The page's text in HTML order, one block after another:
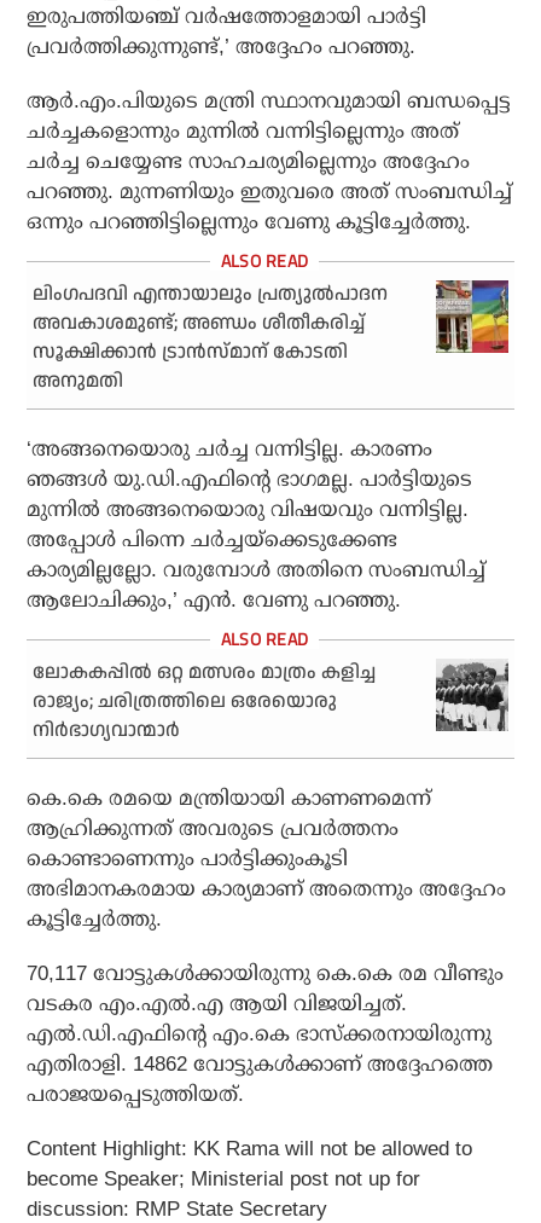
ഇരുപത്തിയഞ്ച് വര്‍ഷത്തോളമായി പാര്‍ട്ടി
പ്രവര്‍ത്തിക്കുന്നുണ്ട്,’ അദ്ദേഹം പറഞ്ഞു.
ആര്‍.എം.പിയുടെ മന്ത്രി സ്ഥാനവുമായി ബന്ധപ്പെട്ട
ചര്‍ച്ചകളൊന്നും മുന്നില്‍ വന്നിട്ടില്ലെന്നും അത്
ചര്‍ച്ച ചെയ്യേണ്ട സാഹചര്യമില്ലെന്നും അദ്ദേഹം
പറഞ്ഞു. മുന്നണിയും ഇതുവരെ അത് സംബന്ധിച്ച്
ഒന്നും പറഞ്ഞിട്ടില്ലെന്നും വേണു കൂട്ടിച്ചേര്‍ത്തു.
ലിംഗപദവി എന്തായാലും പ്രത്യുല്‍പാദന
അവകാശമുണ്ട്; അണ്ഡം ശീതീകരിച്ച്
സൂക്ഷിക്കാന്‍ ട്രാന്‍സ്മാന് കോടതി
അനുമതി
‘അങ്ങനെയൊരു ചര്‍ച്ച വന്നിട്ടില്ല. കാരണം
ഞങ്ങള്‍ യു.ഡി.എഫിന്റെ ഭാഗമല്ല. പാര്‍ട്ടിയുടെ
മുന്നില്‍ അങ്ങനെയൊരു വിഷയവും വന്നിട്ടില്ല.
അപ്പോള്‍ പിന്നെ ചര്‍ച്ചയ്‌ക്കെടുക്കേണ്ട
കാര്യമില്ലല്ലോ. വരുമ്പോള്‍ അതിനെ സംബന്ധിച്ച്
ആലോചിക്കും,’ എന്‍. വേണു പറഞ്ഞു.
ലോകകപ്പിൽ ഒറ്റ മത്സരം മാത്രം കളിച്ച
രാജ്യം; ചരിത്രത്തിലെ ഒരേയൊരു
നിർഭാഗ്യവാന്മാർ
കെ.കെ രമയെ മന്ത്രിയായി കാണണമെന്ന്
ആഹ്രിക്കുന്നത് അവരുടെ പ്രവര്‍ത്തനം
കൊണ്ടാണെന്നും പാര്‍ട്ടിക്കുംകൂടി
അഭിമാനകരമായ കാര്യമാണ് അതെന്നും അദ്ദേഹം
കൂട്ടിച്ചേര്‍ത്തു.
70,117 വോട്ടുകള്‍ക്കായിരുന്നു കെ.കെ രമ വീണ്ടും
വടകര എം.എല്‍.എ ആയി വിജയിച്ചത്.
എല്‍.ഡി.എഫിന്റെ എം.കെ ഭാസ്‌ക്കരനായിരുന്നു
എതിരാളി. 14862 വോട്ടുകള്‍ക്കാണ് അദ്ദേഹത്തെ
പരാജയപ്പെടുത്തിയത്.
Content Highlight: KK Rama will not be allowed to
become Speaker; Ministerial post not up for
discussion: RMP State Secretary